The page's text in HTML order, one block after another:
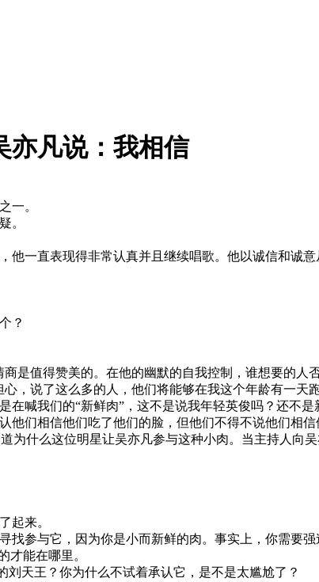
亦凡说：我相信
一。
。
一直表现得非常认真并且继续唱歌。他以诚信和诚意
？
是值得赞美的。在他的幽默的自我控制，谁想要的人
，说了这么多的人，他们将能够在我这个年龄有一天
喊我们的“新鲜肉”，这不是说我年轻英俊吗？还不
们相信他们吃了他们的脸，但他们不得不说他们相信
为什么这位明星让吴亦凡参与这种小肉。当主持人向
起来。
参与它，因为你是小而新鲜的肉。事实上，你需要强
才能在哪里。
天王？你为什么不试着承认它，是不是太尴尬了？